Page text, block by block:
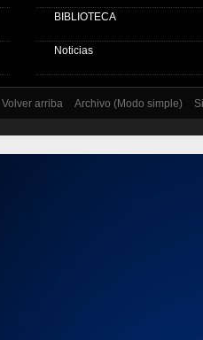
BIBLIOTECA
Noticias
Volver arriba Archivo (Modo simple)